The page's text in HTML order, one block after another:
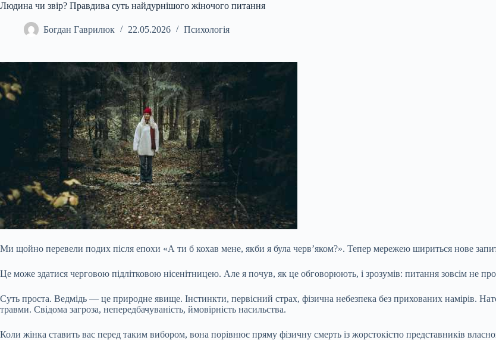
Людина чи звір? Правдива суть найдурнішого жіночого питання
Богдан Гаврилюк 22.05.2026 Психологія
Ми щойно перевели подих після епохи «А ти б кохав мене, якби я була черв’яком?». Тепер мережею шириться нове
Це може здатися черговою підлітковою нісенітницею. Але я почув, як це обговорюють, і зрозумів: питання зовсім не про
Суть проста. Ведмідь — це природне явище. Інстинкти, первісний страх, фізична небезпека без прихованих намірів.
травми. Свідома загроза, непередбачуваність, ймовірність насильства.
Коли жінка ставить вас перед таким вибором, вона порівнює пряму фізичну смерть із жорстокістю представників